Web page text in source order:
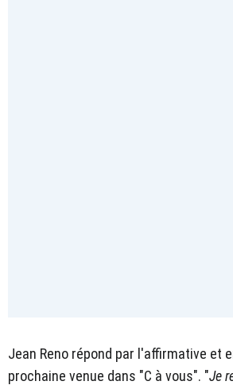
Jean Reno répond par l'affirmative et
prochaine venue dans "C à vous". "Je